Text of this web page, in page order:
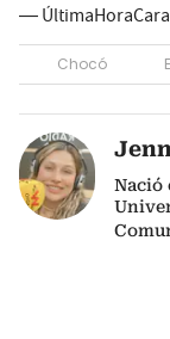
—
Chocó
Nació